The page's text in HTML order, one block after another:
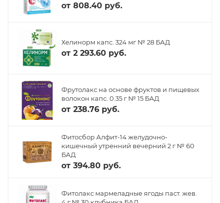
от 808.40 руб.
Хелинорм капс. 324 мг № 28 БАД
от 2 293.60 руб.
Фрутолакс на основе фруктов и пищевых
волокон капс. 0.35 г № 15 БАД
от 238.76 руб.
Фитосбор Алфит-14 желудочно-
кишечный утренний вечерний 2 г № 60
БАД
от 394.80 руб.
Фитолакс мармеладные ягоды паст. жев.